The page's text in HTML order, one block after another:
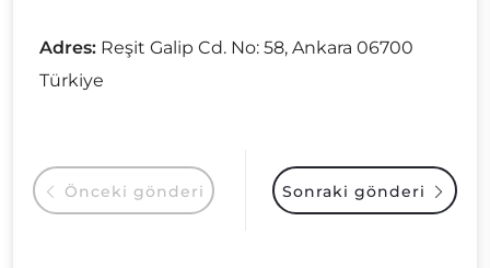
Adres: Reşit Galip Cd. No: 58, Ankara 06700
Türkiye
Sonraki gönderi
Önceki gönderi